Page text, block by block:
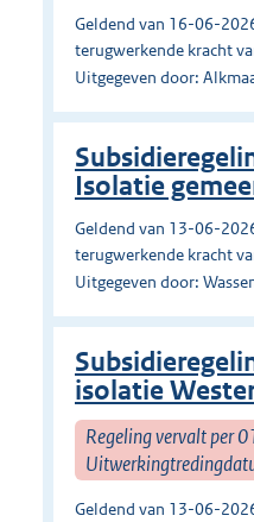
Geldend van 16-06-
terugwerkende kracht
Uitgegeven door:
Isolatie
Geldend van 13-06-
terugwerkende kracht
Uitgegeven door:
isolatie
Regeling vervalt per
Geldend van 13-06-